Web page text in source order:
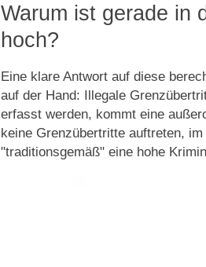
Warum ist gerade in
hoch?
Eine klare Antwort auf diese
auf der Hand: Illegale
erfasst werden, kommt eine
keine Grenzübertritte auftreten,
"traditionsgemäß" eine hohe